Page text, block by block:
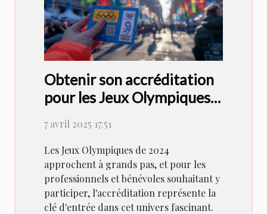
Obtenir son accréditation
pour les Jeux Olympiques
7 avril 2025 17:51
Les Jeux Olympiques de 2024
approchent à grands pas, et pour les
professionnels et bénévoles souhaitant y
participer, l'accréditation représente la
clé d'entrée dans cet univers fascinant.